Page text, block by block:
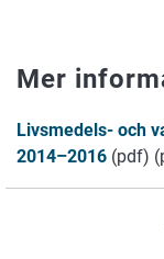
Mer
Livsmedels- och
2014–2016 (pdf)